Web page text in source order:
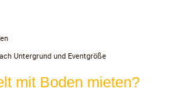
Untergrund und Eventgröße
mit Boden mieten?